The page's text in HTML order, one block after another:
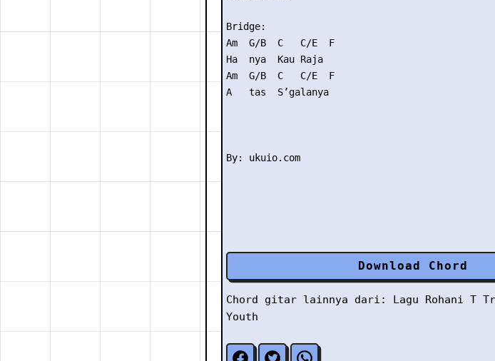
Bridge:
Am  G/B  C   C/E  F
Ha  nya  Kau Raja
Am  G/B  C   C/E  F
A   tas  S’galanya
Download Chord
Chord gitar lainnya dari: Lagu Rohani T
Youth